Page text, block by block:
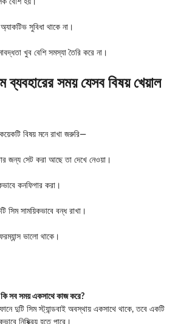
বেশি হয়।
সুবিধা থাকে না।
খুব বেশি সমস্যা তৈরি করে না।
সময় যেসব বিষয় খেয়াল
বিষয় মনে রাখা জরুরি—
জন্য সেট করা আছে তা দেখে নেওয়া।
কনফিগার করা।
সিম সাময়িকভাবে বন্ধ রাখা।
ভালো থাকে।
সব সময় একসাথে কাজ করে?
দুটি সিম স্ট্যান্ডবাই অবস্থায় একসাথে থাকে, তবে একটি
নিষ্ক্রিয় হতে পারে।